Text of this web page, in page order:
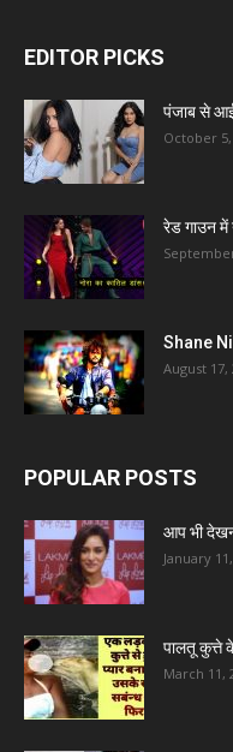
EDITOR PICKS
पंजाब से
October 5,
रेड गाउन में
Shane
August 17,
POPULAR POSTS
आप भी
January
पालतू कुत्ते
March 11,